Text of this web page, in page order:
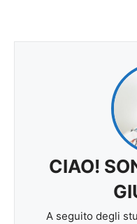
CIAO!
A seguito degli